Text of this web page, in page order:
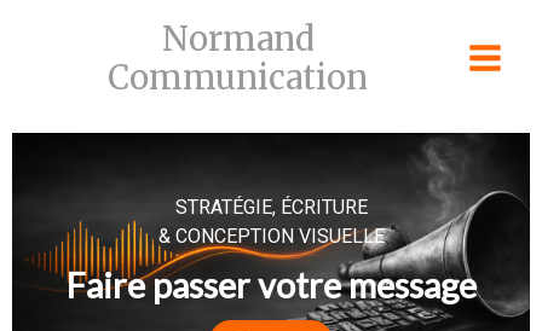
Normand
Communication
STRATÉGIE, ÉCRITURE
& CONCEPTION VISUELLE
Faire passer votre message